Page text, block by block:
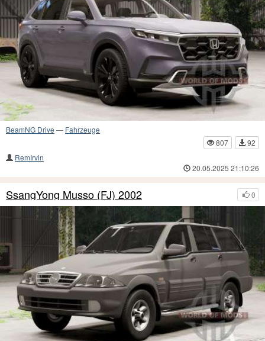
BeamNG Drive — Fahrzeuge
807
92
RemIrvin
20.05.2025 21:10:26
0
SsangYong Musso (FJ) 2002